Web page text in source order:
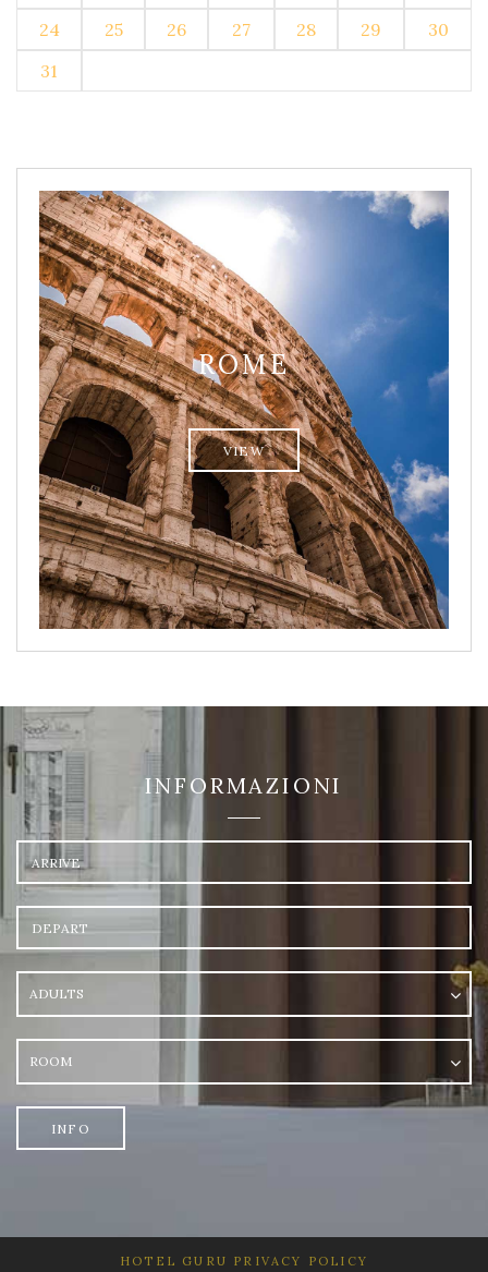
24
25 26 27 28 29
30
31
ROME
VIEW
INFORMAZIONI
Arrival
Departure
Adults
Room
INFO
HOTEL GURU PRIVACY POLICY